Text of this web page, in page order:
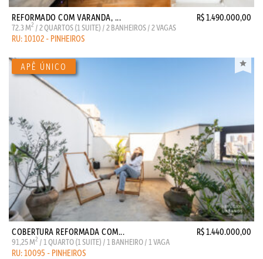
REFORMADO COM VARANDA, ... R$ 1.490.000,00
72.3 M2 / 2 QUARTOS (1 SUITE) / 2 BANHEIROS / 2 VAGAS
RU: 10102 - PINHEIROS
COBERTURA REFORMADA COM... R$ 1.440.000,00
91,25 M2 / 1 QUARTO (1 SUITE) / 1 BANHEIRO / 1 VAGA
RU: 10095 - PINHEIROS